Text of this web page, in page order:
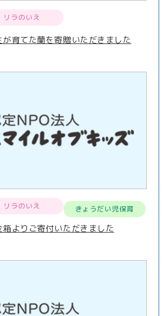
リラのいえ
育てた蘭を寄贈いただきました
リラのいえ きょうだい児保育
よりご寄付いただきました